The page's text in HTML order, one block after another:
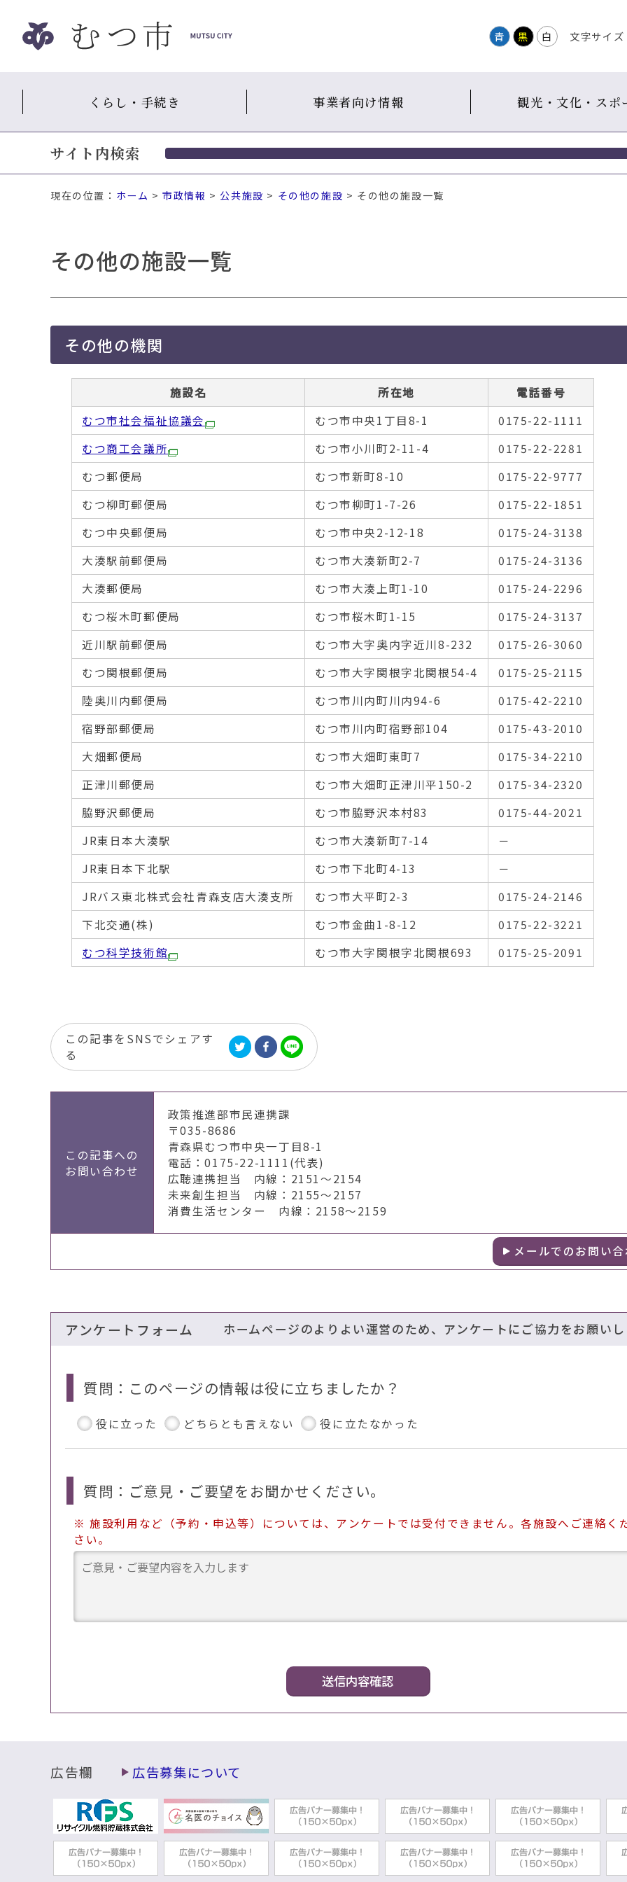
ッ
青 黒 白 文字サイズ
くらし・手続き 事業者向け情報 観光・文化・スポ
サイト内検索
現在の位置： ホーム >市政情報 > 公共施設 > その他の施設 > その他の施設一覧
その他の施設一覧
その他の機関
施設名 所在地
電話番号
むつ市社会福祉協議会
むつ市中央1丁目8-1
0175-22-1111
むつ商工会議所
むつ市小川町2-11-4
0175-22-2281
むつ郵便局
むつ市新町8-10
0175-22-9777
むつ柳町郵便局
むつ市柳町1-7-26
0175-22-1851
むつ中央郵便局
むつ市中央2-12-18
0175-24-3138
大湊駅前郵便局
むつ市大湊新町2-7
0175-24-3136
大湊郵便局
むつ市大湊上町1-10
0175-24-2296
むつ桜木町郵便局
むつ市桜木町1-15
0175-24-3137
近川駅前郵便局
むつ市大字奥内字近川8-232
0175-26-3060
むつ関根郵便局
むつ市大字関根字北関根54-4
0175-25-2115
陸奥川内郵便局
むつ市川内町川内94-6
0175-42-2210
宿野部郵便局
むつ市川内町宿野部104
0175-43-2010
大畑郵便局
むつ市大畑町東町7
0175-34-2210
正津川郵便局
むつ市大畑町正津川平150-2
0175-34-2320
脇野沢郵便局
むつ市脇野沢本村83
0175-44-2021
JR東日本大湊駅
むつ市大湊新町7-14
－
JR東日本下北駅
むつ市下北町4-13
－
JRバス東北株式会社青森支店大湊支所
むつ市大平町2-3
0175-24-2146
下北交通(株)
むつ市金曲1-8-12
0175-22-3221
むつ科学技術館
むつ市大字関根字北関根693 0175-25-2091
この記事をSNSでシェアす
る
この記事への
お問い合わせ
政策推進部市民連携課
〒035-8686
青森県むつ市中央一丁目8-1
電話：0175-22-1111(代表)
広聴連携担当 内線：2151～2154
未来創生担当 内線：2155～2157
消費生活センター 内線：2158～2159
メールでのお問い
アンケートフォーム ホームページのよりよい運営のため、アンケートにご協力をお願い
質問：このページの情報は役に立ちましたか？
役に立った どちらとも言えない 役に立たなかった
質問：ご意見・ご要望をお聞かせください。
※ 施設利用など（予約・申込等）については、アンケートでは受付できません。各施設へご連絡く
さい。
広告欄 広告募集について